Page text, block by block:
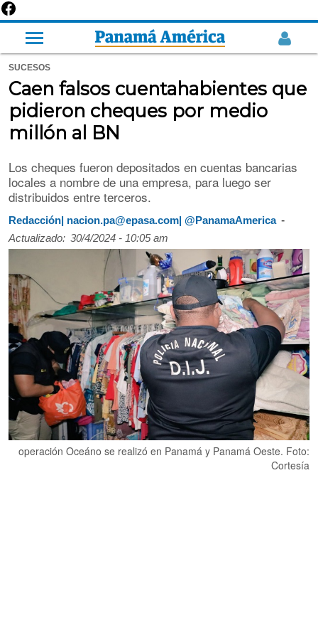
SUCESOS
Caen falsos cuentahabientes que
pidieron cheques por medio
millón al BN
Los cheques fueron depositados en cuentas bancarias
locales a nombre de una empresa, para luego ser
distribuidos entre terceros.
Redacción| nacion.pa@epasa.com| @PanamaAmerica -
Actualizado: 30/4/2024 - 10:05 am
operación Oceáno se realizó en Panamá y Panamá Oeste. Foto:
Cortesía